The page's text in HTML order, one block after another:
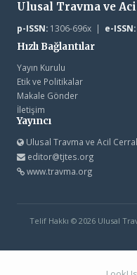
Ulusal Travma ve
p-ISSN:1306-696x | e-ISSN:
Hızlı Bağlantılar
Yayın Kurulu
Etik ve Politikalar
Makale Gönder
İletişim
Yayıncı
Ulusal Travma ve Acil
editor@tjtes.org
www.travma.org
Telif Hakkı © 2026 Ulusal